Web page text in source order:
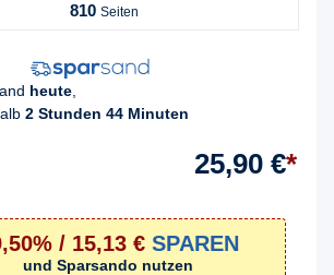
810 Seiten
heute,
2 Stunden 44 Minuten
25,90 €*
/ 15,13 € SPAREN
und Sparsando nutzen